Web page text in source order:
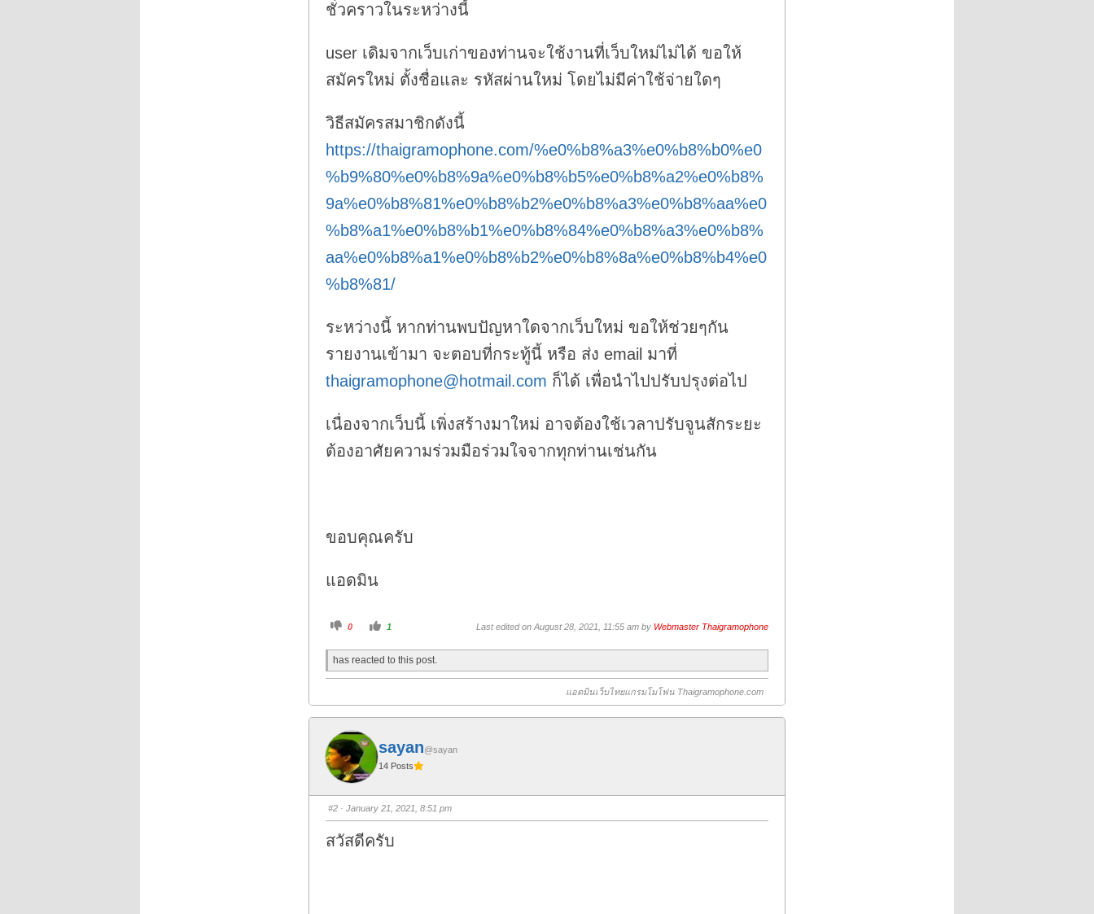
ชั่วคราวในระหว่างนี้
user เดิมจากเว็บเก่าของท่านจะใช้งานที่เว็บใหม่ไม่ได้ ขอให้
สมัครใหม่ ตั้งชื่อและ รหัสผ่านใหม่ โดยไม่มีค่าใช้จ่ายใดๆ
วิธีสมัครสมาชิกดังนี้
https://thaigramophone.com/%e0%b8%a3%e0%b8%b0%e0
%b9%80%e0%b8%9a%e0%b8%b5%e0%b8%a2%e0%b8%
9a%e0%b8%81%e0%b8%b2%e0%b8%a3%e0%b8%aa%e0
%b8%a1%e0%b8%b1%e0%b8%84%e0%b8%a3%e0%b8%
aa%e0%b8%a1%e0%b8%b2%e0%b8%8a%e0%b8%b4%e0
%b8%81/
ระหว่างนี้ หากท่านพบปัญหาใดจากเว็บใหม่ ขอให้ช่วยๆกัน
รายงานเข้ามา จะตอบที่กระทู้นี้ หรือ ส่ง email มาที่
thaigramophone@hotmail.com ก็ได้ เพื่อนำไปปรับปรุงต่อไป
เนื่องจากเว็บนี้ เพิ่งสร้างมาใหม่ อาจต้องใช้เวลาปรับจูนสักระยะ
ต้องอาศัยความร่วมมือร่วมใจจากทุกท่านเช่นกัน
ขอบคุณครับ
แอดมิน
C
c
k
o
h
b
s
d
o
w
n
.
0
C
c
k
o
h
u
.
1 Last edited on August 28, 2021, 11:55 am by Webmaster Thaigramophone
has reacted to this post.
แอดมินเว็บไทยแกรมโมโฟน Thaigramophone.com
sayan@sayan
14 Posts
#2· January 21, 2021, 8:51 pm
สวัสดีครับ